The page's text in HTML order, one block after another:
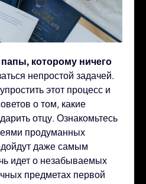
которому ничего
непростой задачей.
этот процесс и
о том, какие
отцу. Ознакомьтесь
продуманных
даже самым
идет о незабываемых
предметах первой